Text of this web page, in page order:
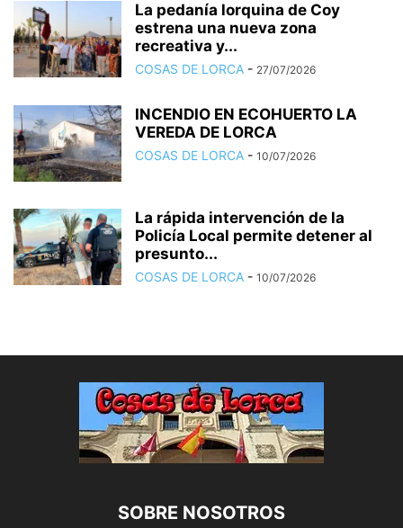
La pedanía lorquina de Coy
estrena una nueva zona
recreativa y...
COSAS DE LORCA - 27/07/2026
INCENDIO EN ECOHUERTO LA
VEREDA DE LORCA
COSAS DE LORCA - 10/07/2026
La rápida intervención de la
Policía Local permite detener al
presunto...
COSAS DE LORCA - 10/07/2026
SOBRE NOSOTROS